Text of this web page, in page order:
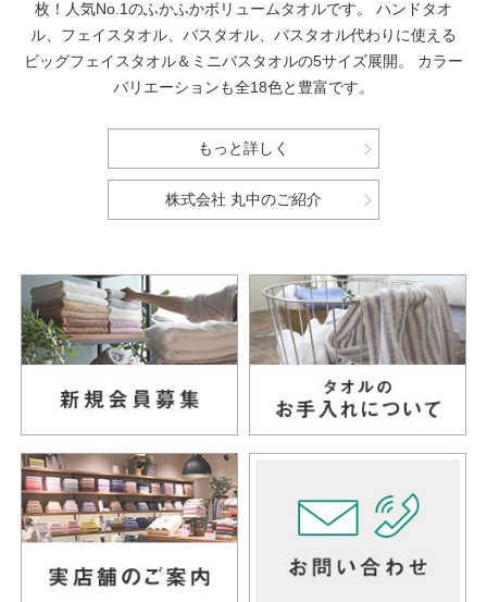
枚！人気No.1のふかふかボリュームタオルです。
ハンドタオ
ル、フェイスタオル、バスタオル、バスタオル代わりに使える
ビッグフェイスタオル＆ミニバスタオルの5サイズ展開。
カラー
バリエーションも全18色と豊富です。
もっと詳しく
株式会社 丸中のご紹介